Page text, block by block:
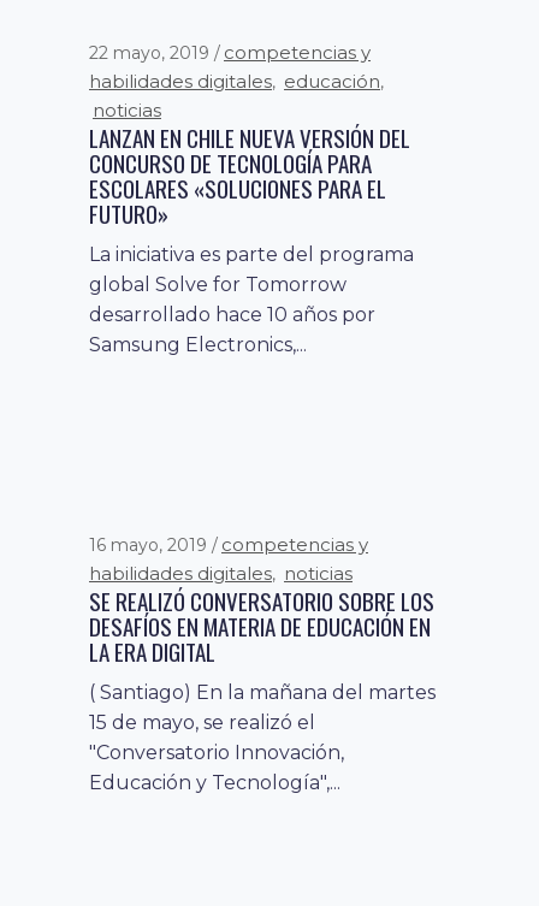
22 mayo, 2019
competencias y
habilidades digitales, educación,
noticias
LANZAN EN CHILE NUEVA VERSIÓN DEL
CONCURSO DE TECNOLOGÍA PARA
ESCOLARES «SOLUCIONES PARA EL
FUTURO»
La iniciativa es parte del programa
global Solve for Tomorrow
desarrollado hace 10 años por
Samsung Electronics,...
16 mayo, 2019
competencias y
habilidades digitales, noticias
SE REALIZÓ CONVERSATORIO SOBRE LOS
DESAFÍOS EN MATERIA DE EDUCACIÓN EN
LA ERA DIGITAL
( Santiago) En la mañana del martes
15 de mayo, se realizó el
"Conversatorio Innovación,
Educación y Tecnología",...